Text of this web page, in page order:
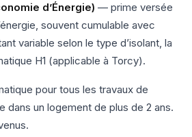
d’Énergie) — prime versée
souvent cumulable avec
variable selon le type d’isolant, la
H1 (applicable à Torcy).
pour tous les travaux de
dans un logement de plus de 2 ans.